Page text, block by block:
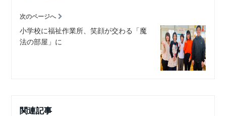
次のページへ
小学校に福祉作業所、笑顔が交わる「魔
法の部屋」に
関連記事